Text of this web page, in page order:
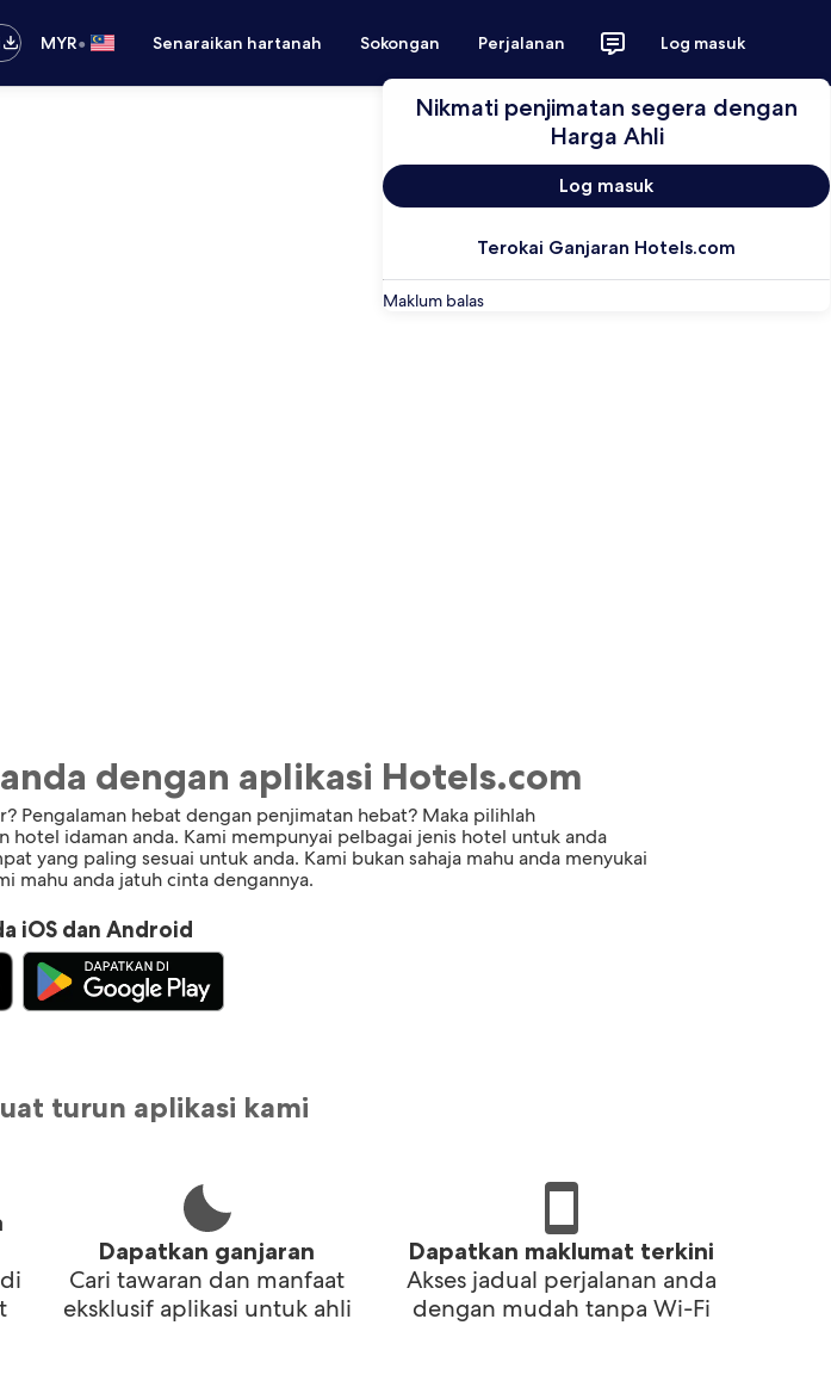
MYR• Senaraikan hartanah Sokongan Perjalanan Log masuk
Nikmati penjimatan segera dengan
Harga Ahli
Log masuk
Terokai Ganjaran Hotels.com
Maklum balas
dengan aplikasi Hotels.com
Pengalaman hebat dengan penjimatan hebat? Maka pilihlah
idaman anda. Kami mempunyai pelbagai jenis hotel untuk anda
yang paling sesuai untuk anda. Kami bukan sahaja mahu anda menyukai
mahu anda jatuh cinta dengannya.
iOS dan Android
turun aplikasi kami
Dapatkan ganjaran
Cari tawaran dan manfaat
eksklusif aplikasi untuk ahli
Dapatkan maklumat terkini
Akses jadual perjalanan anda
dengan mudah tanpa Wi-Fi